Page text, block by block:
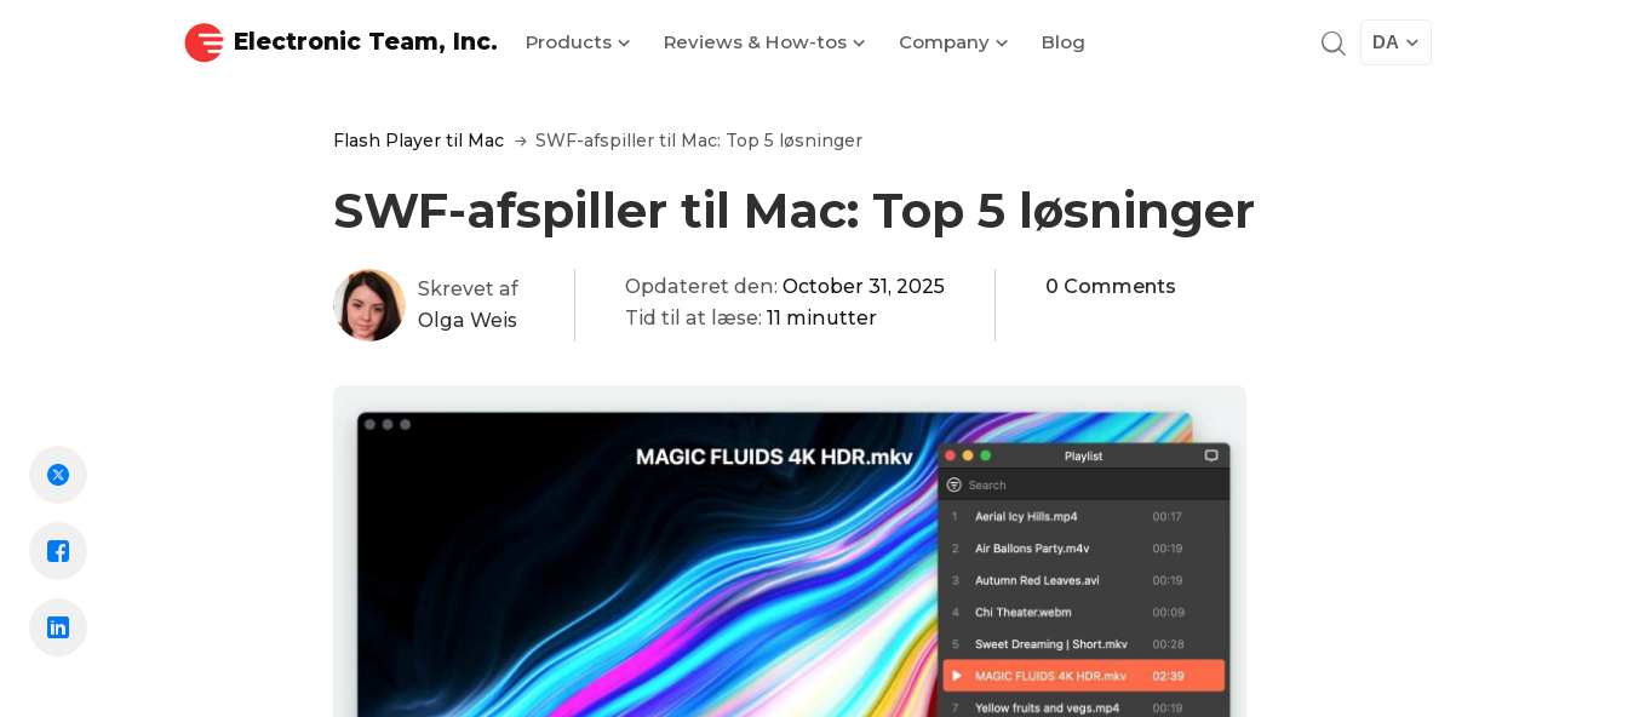
Electronic Team, Inc. Products Reviews & How-tos Company Blog DA
Flash Player til Mac SWF-afspiller til Mac: Top 5 løsninger
SWF-afspiller til Mac: Top 5 løsninger
Skrevet af
Olga Weis
Opdateret den: October 31, 2025
Tid til at læse: 11 minutter
0 Comments